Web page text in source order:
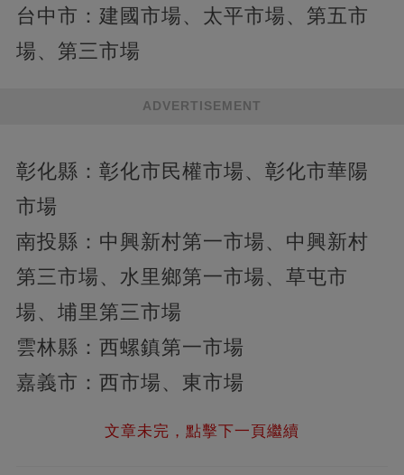
台中市：建國市場、太平市場、第五市
場、第三市場
ADVERTISEMENT
彰化縣：彰化市民權市場、彰化市華陽
市場
南投縣：中興新村第一市場、中興新村
第三市場、水里鄉第一市場、草屯市
場、埔里第三市場
雲林縣：西螺鎮第一市場
嘉義市：西市場、東市場
文章未完，點擊下一頁繼續